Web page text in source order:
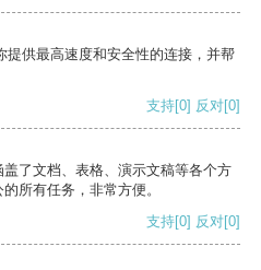
供最高速度和安全性的连接，并帮
支持[0] 反对[0]
了文档、表格、演示文稿等各个方
所有任务，非常方便。
支持[0] 反对[0]